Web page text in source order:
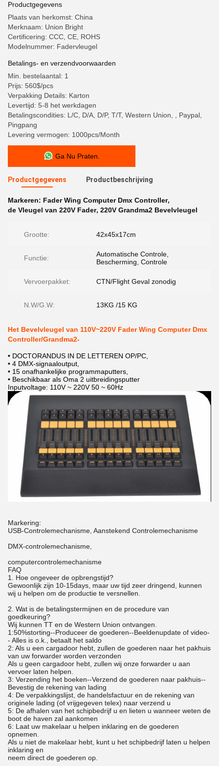
Productgegevens
Plaats van herkomst: China
Merknaam: Union Bright
Certificering: CCC, CE, ROHS
Modelnummer: Fadervleugel
Betalings- en verzendvoorwaarden
Min. bestelaantal: 1
Prijs: 560$/pcs
Verpakking Details: Karton
Levertijd: 5-8 het werkdagen
Betalingscondities: L/C, D/A, D/P, T/T, Western Union, , Paypal,
Pingpang
Levering vermogen: 1000pcs/Month
Ga Nu Praten.
Productgegevens Productbeschrijving
Markeren: Fader Wing Computer Dmx Controller,
de Vleugel van 220V Fader, 220V Grandma2 Bevelvleugel
Grootte: 42x45x17cm
Functie:
Automatische Controle,
Bescherming, Controle
Vervoerpakket: CTN/Flight Geval zonodig
N.W/G.W: 13KG /15 KG
Het Bevelvleugel van 110V~220V Fader Wing Computer Dmx
Controller/Grandma2-
• DOCTORANDUS IN DE LETTEREN OP/PC,
• 4 DMX-signaaloutput,
• 15 onafhankelijke programmaputters,
• Beschikbaar als Oma 2 uitbreidingsputter
Inputvoltage: 110V ~ 220V 50 ~ 60Hz
Markering:
USB-Controlemechanisme, Aanstekend Controlemechanisme
DMX-controlemechanisme,
computercontrolemechanisme
FAQ
1. Hoe ongeveer de opbrengstijd?
Gewoonlijk zijn 10-15days, maar uw tijd zeer dringend, kunnen
wij u helpen om de productie te versnellen.
2. Wat is de betalingstermijnen en de procedure van
goedkeuring?
Wij kunnen TT en de Western Union ontvangen.
1:50%storting--Produceer de goederen--Beeldenupdate of video-
- Alles is o.k., betaalt het saldo
2: Als u een cargadoor hebt, zullen de goederen naar het pakhuis
van uw forwarder worden verzonden
Als u geen cargadoor hebt, zullen wij onze forwarder u aan
vervoer laten helpen.
3: Verzending het boeken--Verzend de goederen naar pakhuis--
Bevestig de rekening van lading
4: De verpakkingslijst, de handelsfactuur en de rekening van
originele lading (of vrijgegeven telex) naar verzend u
5: De afhalen van het schipbedrijf u en lieten u wanneer weten de
boot de haven zal aankomen
6: Laat uw makelaar u helpen inklaring en de goederen
opnemen.
Als u niet de makelaar hebt, kunt u het schipbedrijf laten u helpen
inklaring en
neem direct de goederen op.